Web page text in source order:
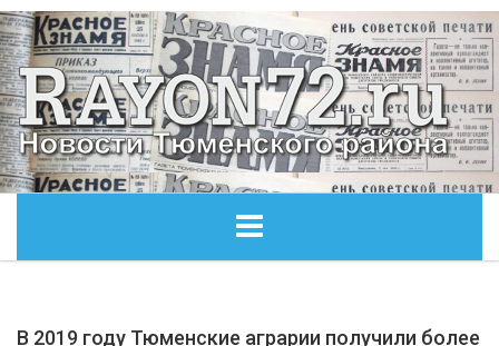
В 2019 году Тюменские аграрии получили более